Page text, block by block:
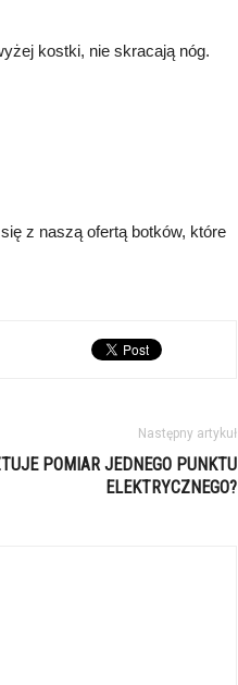
kostki, nie skracają nóg.
z naszą ofertą botków, które
Następny artykuł
POMIAR JEDNEGO PUNKTU
ELEKTRYCZNEGO?